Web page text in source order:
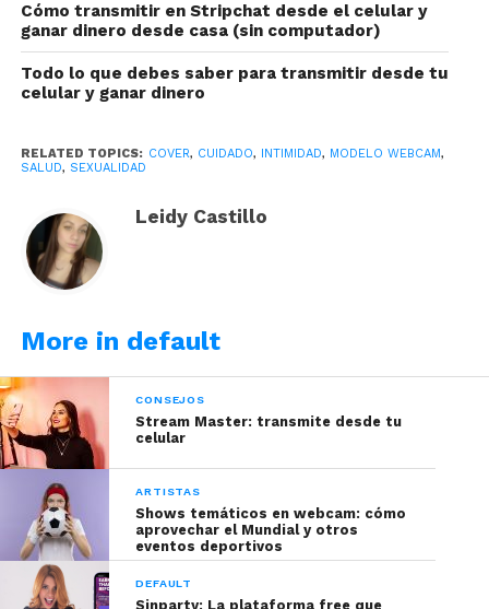
En Juan Bustos siempre queremos que como
artista web y sobre todo como mujer, te sientas
bien y estés a gusto con tu cuerpo. Por esto, te
rutina de cuidado e higiene.
¿Cómo puedes proteger tu
cuerpo de bacterias u
hongos?
Cómo transmitir en Stripchat desde el celular y
ganar dinero desde casa (sin computador)
Todo lo que debes saber para transmitir desde tu
celular y ganar dinero
RELATED TOPICS: COVER, CUIDADO, INTIMIDAD, MODELO WEBCAM,
SALUD, SEXUALIDAD
Leidy Castillo
More in default
CONSEJOS
Stream Master: transmite desde tu
celular
ARTISTAS
Shows temáticos en webcam: cómo
aprovechar el Mundial y otros
eventos deportivos
DEFAULT
Sinparty: La plataforma free que